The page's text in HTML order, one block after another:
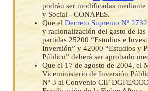
podrán ser modificadas
y Social - CONAPES.
Que el Decreto Supremo Nº
y racionalización del gasto de
partidas 25200 “Estudios e
Inversión” y 42000 “Estudios y
Público” deberá ser aprobado
Que el 17 de agosto de 2004, el
Viceministerio de Inversión
Nº 3 al Convenio CIF DGFE/